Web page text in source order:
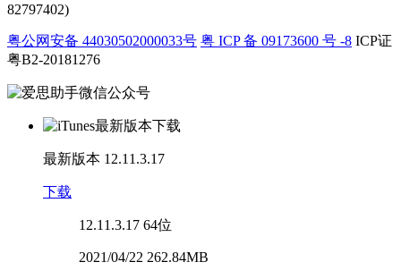
82797402)
粤公网安备 44030502000033号 粤 ICP 备 09173600 号 -8 ICP证
粤B2-20181276
最新版本 12.11.3.17
下载
12.11.3.17 64位
2021/04/22 262.84MB